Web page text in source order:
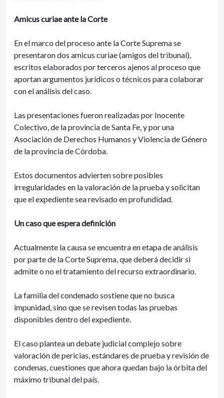
Amicus curiae ante la Corte
En el marco del proceso ante la Corte Suprema se
presentaron dos amicus curiae (amigos del tribunal),
escritos elaborados por terceros ajenos al proceso que
aportan argumentos jurídicos o técnicos para colaborar
con el análisis del caso.
Las presentaciones fueron realizadas por Inocente
Colectivo, de la provincia de Santa Fe, y por una
Asociación de Derechos Humanos y Violencia de Género
de la provincia de Córdoba.
Estos documentos advierten sobre posibles
irregularidades en la valoración de la prueba y solicitan
que el expediente sea revisado en profundidad.
Un caso que espera definición
Actualmente la causa se encuentra en etapa de análisis
por parte de la Corte Suprema, que deberá decidir si
admite o no el tratamiento del recurso extraordinario.
La familia del condenado sostiene que no busca
impunidad, sino que se revisen todas las pruebas
disponibles dentro del expediente.
El caso plantea un debate judicial complejo sobre
valoración de pericias, estándares de prueba y revisión de
condenas, cuestiones que ahora quedan bajo la órbita del
máximo tribunal del país.